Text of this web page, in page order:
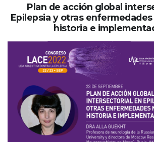
Plan de acción global
Epilepsia y otras
historia e